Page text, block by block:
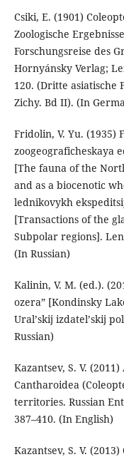
Csiki, E. (1901)
Zoologische
Forschungsreise des
Hornyánsky Verlag;
120. (Dritte asiatische
Zichy. Bd II). (In
Fridolin, V. Yu. (1935)
zoogeograficheskaya
[The fauna of the
and as a biocenotic
lednikovykh
[Transactions of the
Subpolar regions].
(In Russian)
Kalinin, V. M. (ed.).
ozera” [Kondinsky
Uralʼskij izdatelʼskij
Russian)
Kazantsev, S. V.
Cantharoidea
territories. Russian
387–410. (In English)
Kazantsev, S. V.